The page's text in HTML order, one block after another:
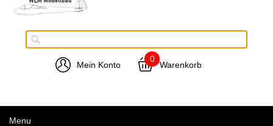
Mein Konto
0
Warenkorb
Menu